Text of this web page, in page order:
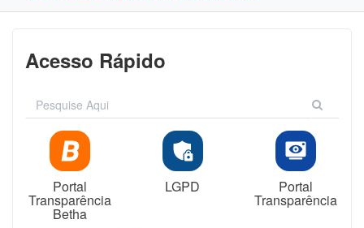
Acesso Rápido
Portal
Transparência
Betha
LGPD Portal
Transparência